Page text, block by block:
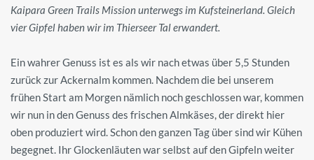
Kaipara Green Trails Mission unterwegs im Kufsteinerland. Gleich
vier Gipfel haben wir im Thierseer Tal erwandert.
Ein wahrer Genuss ist es als wir nach etwas über 5,5 Stunden
zurück zur Ackernalm kommen. Nachdem die bei unserem
frühen Start am Morgen nämlich noch geschlossen war, kommen
wir nun in den Genuss des frischen Almkäses, der direkt hier
oben produziert wird. Schon den ganzen Tag über sind wir Kühen
begegnet. Ihr Glockenläuten war selbst auf den Gipfeln weiter